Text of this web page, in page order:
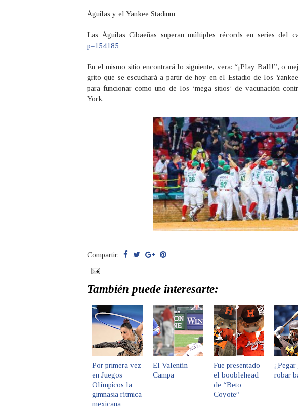
Águilas y el Yankee Stadium
Las Águilas Cibaeñas superan múltiples récords en series del
p=154185
En el mismo sitio encontrará lo siguiente, vera: “¡Play Ball!”, o
grito que se escuchará a partir de hoy en el Estadio de los
para funcionar como uno de los ‘mega sitios’ de vacunación
York.
Compartir:
También puede interesarte:
Por primera vez
en Juegos
Olímpicos la
gimnasia rítmica
mexicana
El Valentín
Campa
Fue presentado
el booblehead
de “Beto
Coyote”
robar